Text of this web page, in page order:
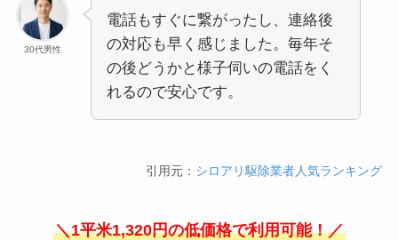
30代男性
電話もすぐに繋がったし、連絡後
の対応も早く感じました。毎年そ
の後どうかと様子伺いの電話をく
れるので安心です。
引用元： シロアリ駆除業者人気ランキング
＼1平米1,320円の低価格で利用可能！／